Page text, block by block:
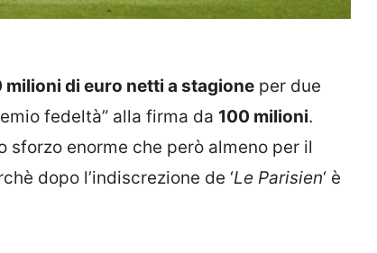
milioni di euro netti a stagione per due
fedeltà” alla firma da 100 milioni.
enorme che però almeno per il
dopo l’indiscrezione de ‘Le Parisien‘ è